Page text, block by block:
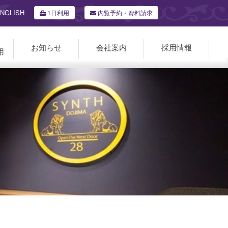
1日利用 内覧予約・資料請求
お知らせ 会社案内 採用情報